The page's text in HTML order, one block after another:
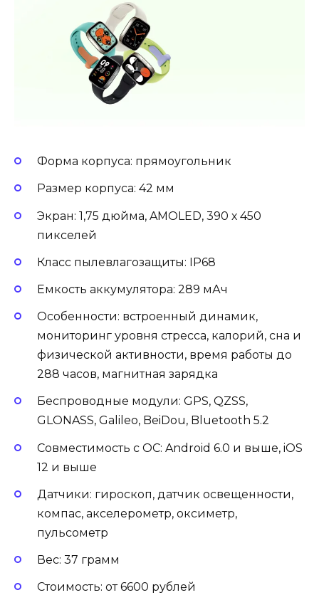
Форма корпуса: прямоугольник
Размер корпуса: 42 мм
Экран: 1,75 дюйма, AMOLED, 390 х 450
пикселей
Класс пылевлагозащиты: IP68
Емкость аккумулятора: 289 мАч
Особенности: встроенный динамик,
мониторинг уровня стресса, калорий, сна и
физической активности, время работы до
288 часов, магнитная зарядка
Беспроводные модули: GPS, QZSS,
GLONASS, Galileo, BeiDou, Bluetooth 5.2
Совместимость с ОС: Android 6.0 и выше, iOS
12 и выше
Датчики: гироскоп, датчик освещенности,
компас, акселерометр, оксиметр,
пульсометр
Вес: 37 грамм
Стоимость: от 6600 рублей